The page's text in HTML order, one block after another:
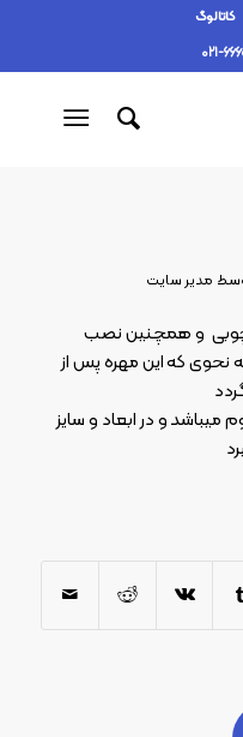
کاتالوگ
021-
مدیر سایت
چوبی و همچنین نصب
نحوی که این مهره پس از
می­باشد و در ابعاد و سایز